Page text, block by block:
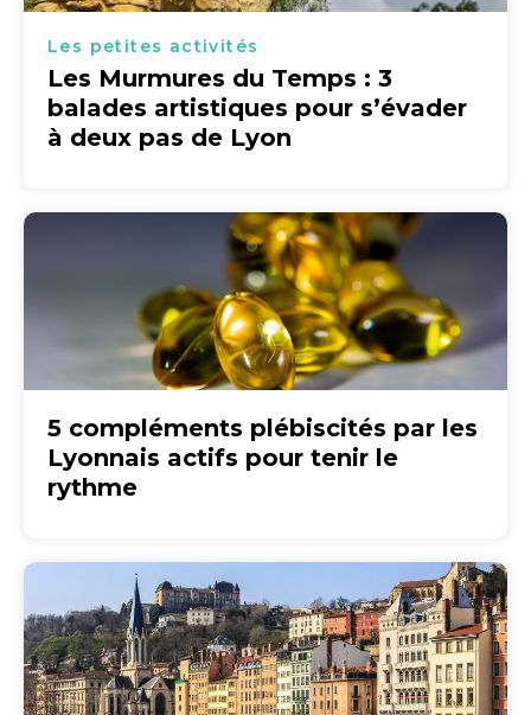
Les petites activités
Les Murmures du Temps : 3
balades artistiques pour s’évader
à deux pas de Lyon
5 compléments plébiscités par les
Lyonnais actifs pour tenir le
rythme